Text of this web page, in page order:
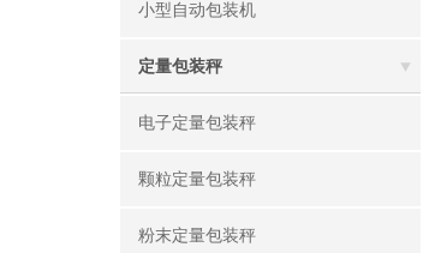
小型自动包装机
定量包装秤
电子定量包装秤
颗粒定量包装秤
粉末定量包装秤